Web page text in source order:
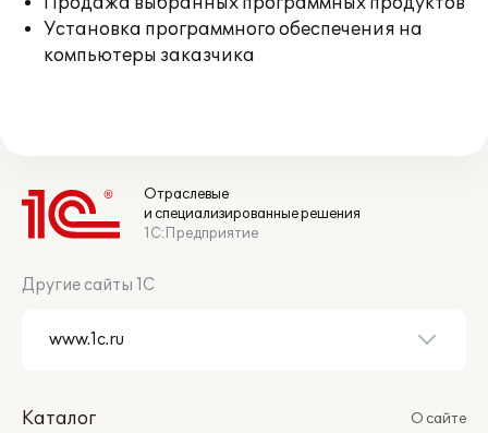
Установка программного обеспечения на
компьютеры заказчика
Отраслевые
и специализированные решения
1С:Предприятие
Другие сайты 1С
Каталог
О сайте